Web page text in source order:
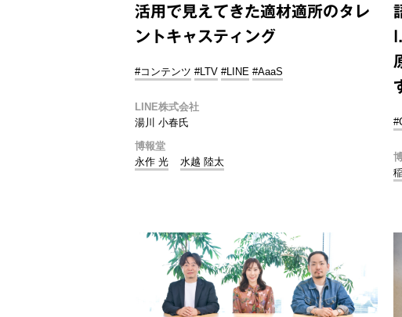
活用で見えてきた適材適所のタレ
ントキャスティング
#コンテンツ #LTV #LINE #AaaS
LINE株式会社
湯川 小春氏
博報堂
永作 光
水越 陸太